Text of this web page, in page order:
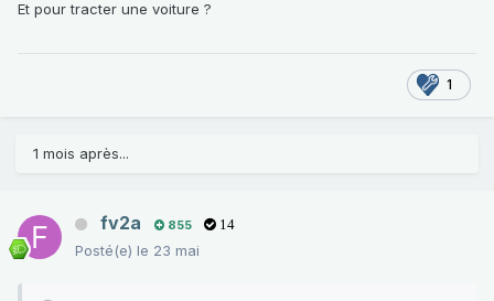
Et pour tracter une voiture ?
1
1 mois après...
fv2a 855 14
Posté(e) le 23 mai